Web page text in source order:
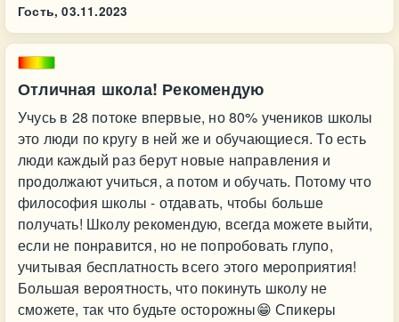
Гость, 03.11.2023
Отличная школа! Рекомендую
Учусь в 28 потоке впервые, но 80% учеников школы
это люди по кругу в ней же и обучающиеся. То есть
люди каждый раз берут новые направления и
продолжают учиться, а потом и обучать. Потому что
философия школы - отдавать, чтобы больше
получать! Школу рекомендую, всегда можете выйти,
если не понравится, но не попробовать глупо,
учитывая бесплатность всего этого мероприятия!
Большая вероятность, что покинуть школу не
сможете, так что будьте осторожны😁 Спикеры